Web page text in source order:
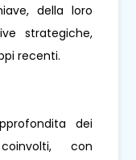
della loro
strategiche,
recenti.
dei
con